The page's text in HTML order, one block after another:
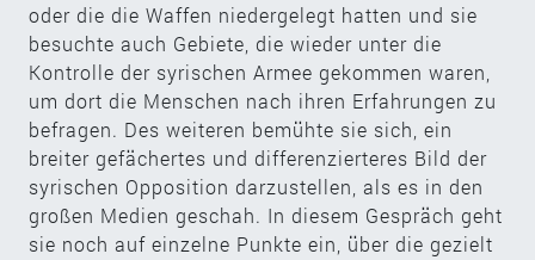
oder die die Waffen niedergelegt hatten und sie
besuchte auch Gebiete, die wieder unter die
Kontrolle der syrischen Armee gekommen waren,
um dort die Menschen nach ihren Erfahrungen zu
befragen. Des weiteren bemühte sie sich, ein
breiter gefächertes und differenzierteres Bild der
syrischen Opposition darzustellen, als es in den
großen Medien geschah. In diesem Gespräch geht
sie noch auf einzelne Punkte ein, über die gezielt